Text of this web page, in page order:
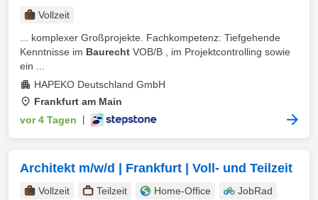
Vollzeit
... komplexer Großprojekte. Fachkompetenz: Tiefgehende
Kenntnisse im Baurecht VOB/B , im Projektcontrolling sowie
ein ...
HAPEKO Deutschland GmbH
Frankfurt am Main
vor 4 Tagen
Architekt m/w/d | Frankfurt | Voll- und Teilzeit
Vollzeit Teilzeit Home-Office JobRad